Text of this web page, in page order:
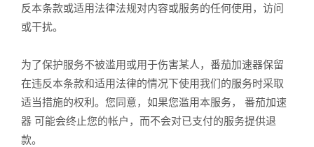
反本条款或适用法律法规对内容或服务的任何使用，访问
或干扰。
为了保护服务不被滥用或用于伤害某人，番茄加速器保留
在违反本条款和适用法律的情况下使用我们的服务时采取
适当措施的权利。您同意，如果您滥用本服务， 番茄加速
器 可能会终止您的帐户，而不会对已支付的服务提供退
款。